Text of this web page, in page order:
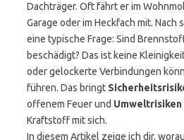
Dachträger. Oft fährt er im
Garage oder im Heckfach mit.
eine typische Frage: Sind
beschädigt? Das ist keine
oder gelockerte Verbindungen
führen. Das bringt
offenem Feuer und Umweltrisiken
Kraftstoff mit sich.
In diesem Artikel zeige ich dir,